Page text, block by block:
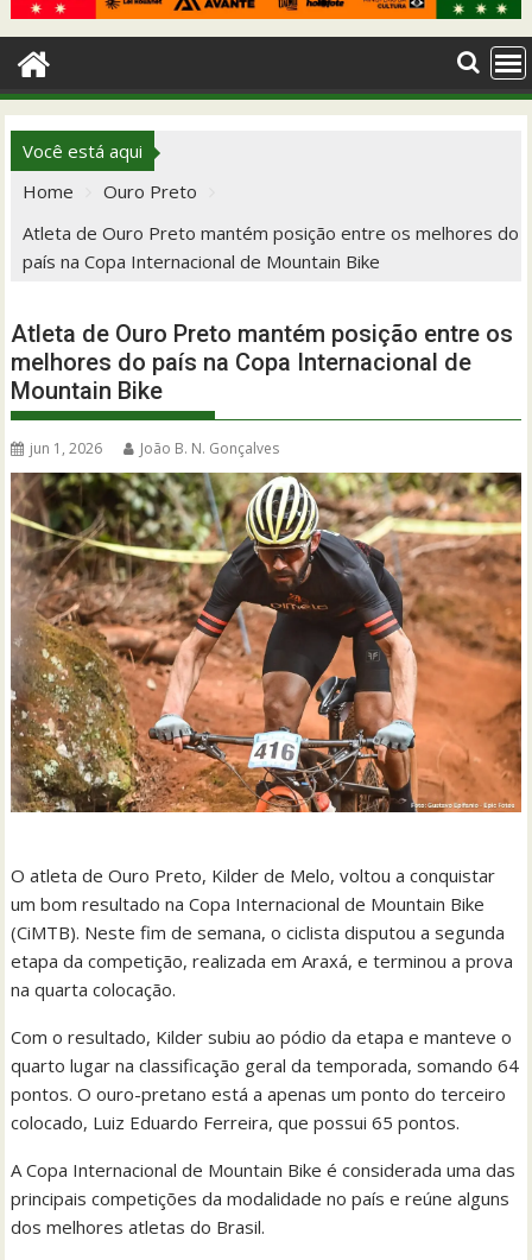
Você está aqui
Home
Ouro Preto
Atleta de Ouro Preto mantém posição entre os melhores do
país na Copa Internacional de Mountain Bike
Atleta de Ouro Preto mantém posição entre os
melhores do país na Copa Internacional de
Mountain Bike
jun 1, 2026 João B. N. Gonçalves
O atleta de Ouro Preto, Kilder de Melo, voltou a conquistar
um bom resultado na Copa Internacional de Mountain Bike
(CiMTB). Neste fim de semana, o ciclista disputou a segunda
etapa da competição, realizada em Araxá, e terminou a prova
na quarta colocação.
Com o resultado, Kilder subiu ao pódio da etapa e manteve o
quarto lugar na classificação geral da temporada, somando 64
pontos. O ouro-pretano está a apenas um ponto do terceiro
colocado, Luiz Eduardo Ferreira, que possui 65 pontos.
A Copa Internacional de Mountain Bike é considerada uma das
principais competições da modalidade no país e reúne alguns
dos melhores atletas do Brasil.